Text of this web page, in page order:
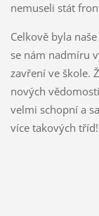
nemuseli stát
Celkově byla
se nám nadmíru
zavření ve škole.
nových
velmi schopní a
více takových tříd!